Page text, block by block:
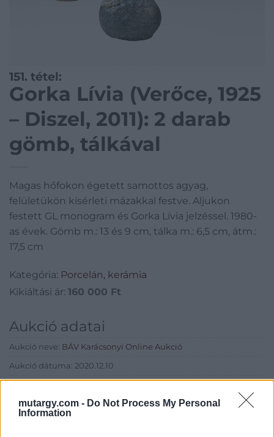
mutargy.com - Do Not Process My Personal
Information
151. tétel:
Gorka Lívia (Verőce, 1925
– Diszel, 2011): 2 darab
gömb, tálkával
Magas hőfokon égetett samottos agyag,
felületükön kísérleti mázakkal festve. Aljukon
festett GL monogram és Gorka Lívia jelzéssel. 1980-
as évek. Gömb m.: 13 és 9 cm, tálka m.: 6,5 cm, átm.:
17,5 cm
Kategória: Porcelán, kerámia
Kikiáltási ár: 160 000 Ft
Aukció adatai
Aukció neve: BÁV Karácsonyi Online Aukció
Aukció dátuma: 2020.12.10
Aukció helye:http://www.axioart.com